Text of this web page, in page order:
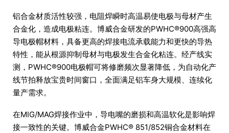
铝合金材质活性较强，电阻焊瞬时高温易使电极与母材产生
合金化，造成电极粘连。博威合金研发的PWHC®900高强高
导电极帽材料，具备更高的焊接电流承载能力和更快的导热
特性，能从根源抑制母材与电极发生合金化粘连。经产线实
测，PWHC®900电极帽可将修磨频次显著降低，为自动化产
线节拍释放宝贵时间窗口，全面满足铝车身大规模、连续化
量产需求。
在MIG/MAG焊接作业中，导电嘴的磨损和高温软化是影响焊
接一致性的关键。博威合金PWHC® 851/852铜合金材料在